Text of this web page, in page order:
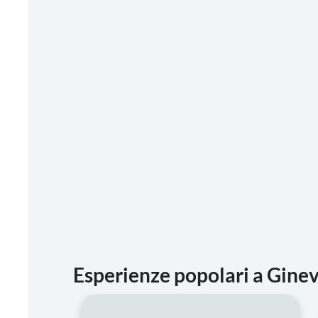
Esperienze popolari a